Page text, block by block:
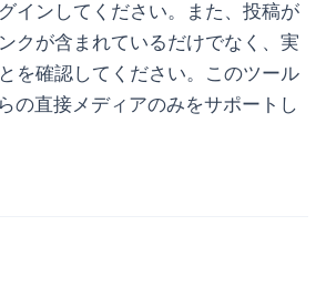
インしてください。また、投稿が
クが含まれているだけでなく、実
を確認してください。このツール
の直接メディアのみをサポートし